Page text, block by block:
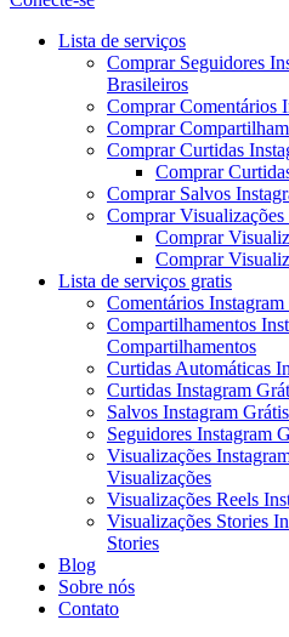
Menu
Lista de serviços
Comprar Seguidores
Brasileiros
Comprar Comentários
Comprar
Comprar Curtidas
Comprar
Comprar Salvos
Comprar Visualizações
Comprar
Comprar
Lista de serviços gratis
Comentários
Compartilhamentos
Compartilhamentos
Curtidas Automáticas
Curtidas Instagram
Salvos Instagram
Seguidores Instagram
Visualizações
Visualizações
Visualizações Reels
Visualizações Stories
Stories
Blog
Sobre nós
Contato